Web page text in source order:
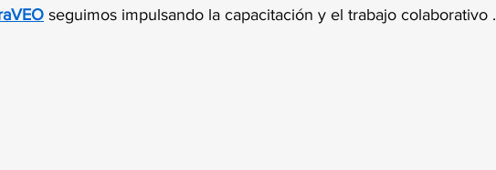
seguimos impulsando la capacitación y el trabajo colaborativo .